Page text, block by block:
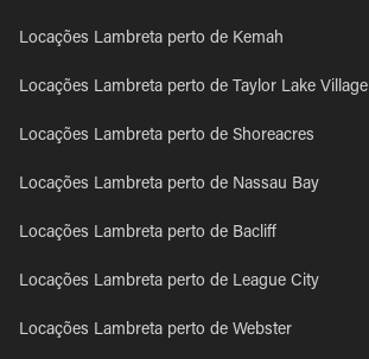
Locações Lambreta perto de Kemah
Locações Lambreta perto de Taylor Lake Village
Locações Lambreta perto de Shoreacres
Locações Lambreta perto de Nassau Bay
Locações Lambreta perto de Bacliff
Locações Lambreta perto de League City
Locações Lambreta perto de Webster